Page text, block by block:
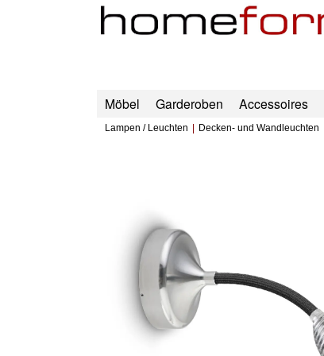
Möbel Garderoben Accessoires
Lampen / Leuchten Decken- und Wandleuchten